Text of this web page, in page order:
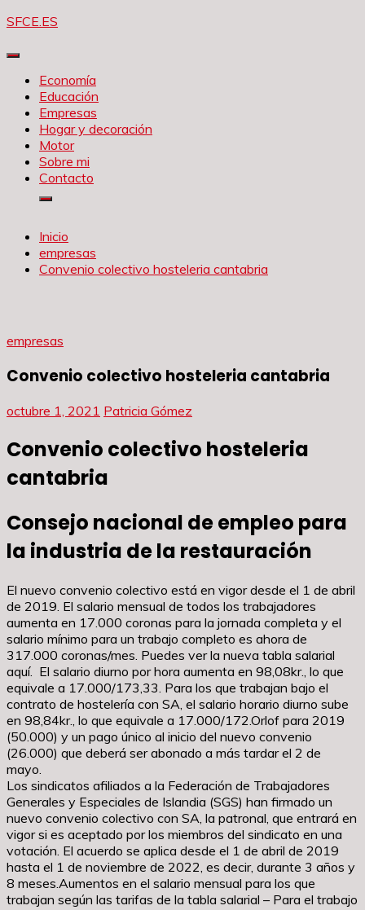
Saltar
contenido
SFCE.ES
Economía
Educación
Empresas
Hogar y decoración
Motor
Sobre mi
Contacto
Inicio
empresas
Convenio colectivo hosteleria cantabria
empresas
Convenio colectivo hosteleria cantabria
octubre 1, 2021 Patricia Gómez
Convenio colectivo hosteleria
cantabria
Consejo nacional de empleo para
la industria de la restauración
El nuevo convenio colectivo está en vigor desde el 1 de abril
de 2019. El salario mensual de todos los trabajadores
aumenta en 17.000 coronas para la jornada completa y el
salario mínimo para un trabajo completo es ahora de
317.000 coronas/mes. Puedes ver la nueva tabla salarial
aquí. El salario diurno por hora aumenta en 98,08kr., lo que
equivale a 17.000/173,33. Para los que trabajan bajo el
contrato de hostelería con SA, el salario horario diurno sube
en 98,84kr., lo que equivale a 17.000/172.Orlof para 2019
(50.000) y un pago único al inicio del nuevo convenio
(26.000) que deberá ser abonado a más tardar el 2 de
mayo.
Los sindicatos afiliados a la Federación de Trabajadores
Generales y Especiales de Islandia (SGS) han firmado un
nuevo convenio colectivo con SA, la patronal, que entrará en
vigor si es aceptado por los miembros del sindicato en una
votación. El acuerdo se aplica desde el 1 de abril de 2019
hasta el 1 de noviembre de 2022, es decir, durante 3 años y
8 meses.Aumentos en el salario mensual para los que
trabajan según las tarifas de la tabla salarial – Para el trabajo